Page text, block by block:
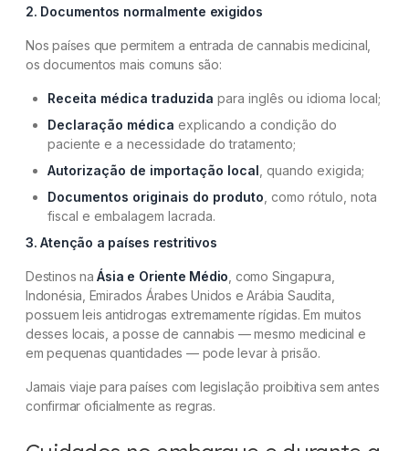
2. Documentos normalmente exigidos
Nos países que permitem a entrada de cannabis medicinal,
os documentos mais comuns são:
Receita médica traduzida para inglês ou idioma local;
Declaração médica explicando a condição do
paciente e a necessidade do tratamento;
Autorização de importação local , quando exigida;
Documentos originais do produto , como rótulo, nota
fiscal e embalagem lacrada.
3. Atenção a países restritivos
Destinos naÁsia e Oriente Médio , como Singapura,
Indonésia, Emirados Árabes Unidos e Arábia Saudita,
possuem leis antidrogas extremamente rígidas. Em muitos
desses locais, a posse de cannabis — mesmo medicinal e
em pequenas quantidades — pode levar à prisão.
Jamais viaje para países com legislação proibitiva sem antes
confirmar oficialmente as regras.